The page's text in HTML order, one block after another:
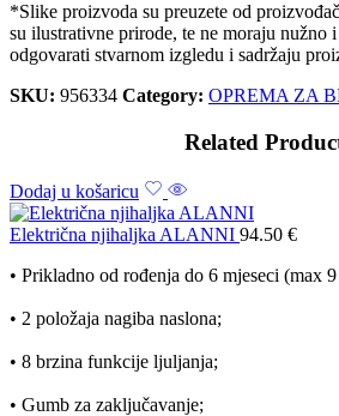
*Slike proizvoda su preuzete od
su ilustrativne prirode, te ne moraju nužno
odgovarati stvarnom izgledu i sadržaju
SKU: 956334 Category: OPREMA ZA
Related
Dodaj u košaricu
Električna njihaljka ALANNI 94.50 €
• Prikladno od rođenja do 6 mjeseci (max
• 2 položaja nagiba naslona;
• 8 brzina funkcije ljuljanja;
• Gumb za zaključavanje;